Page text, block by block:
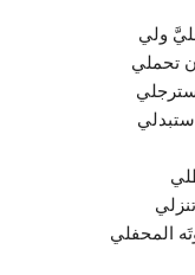
ولي
تحملي
المحفلي